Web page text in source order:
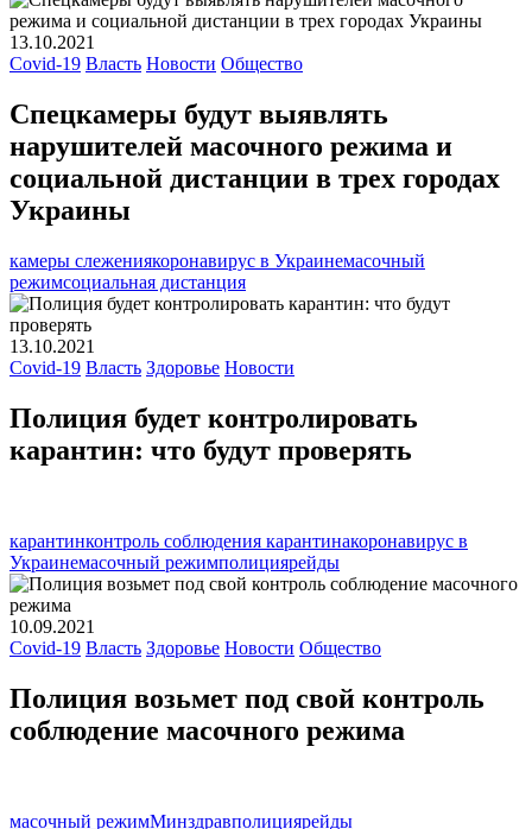
13.10.2021
Covid-19 Власть Новости Общество
Спецкамеры будут выявлять
нарушителей масочного режима и
социальной дистанции в трех городах
Украины
камеры слежениякоронавирус в Украинемасочный
режимсоциальная дистанция
13.10.2021
Covid-19 Власть Здоровье Новости
Полиция будет контролировать
карантин: что будут проверять
карантинконтроль соблюдения карантинакоронавирус в
Украинемасочный режимполициярейды
10.09.2021
Covid-19 Власть Здоровье Новости Общество
Полиция возьмет под свой контроль
соблюдение масочного режима
масочный режимМинздравполициярейды